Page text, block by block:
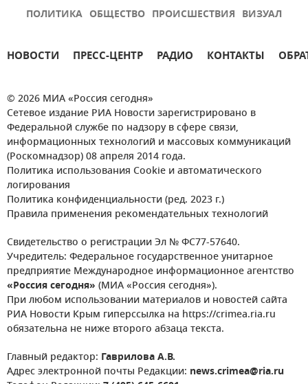
ПОЛИТИКА ОБЩЕСТВО ПРОИСШЕСТВИЯ ВИЗУАЛ
НОВОСТИ ПРЕСС-ЦЕНТР РАДИО КОНТАКТЫ
© 2026 МИА «Россия сегодня»
Сетевое издание РИА Новости зарегистрировано в
Федеральной службе по надзору в сфере связи,
информационных технологий и массовых коммуникаций
(Роскомнадзор) 08 апреля 2014 года.
Политика использования Cookie и автоматического
логирования
Политика конфиденциальности (ред. 2023 г.)
Правила применения рекомендательных технологий
Свидетельство о регистрации Эл № ФС77-57640.
Учредитель: Федеральное государственное унитарное
предприятие Международное информационное агентство
«Россия сегодня» (МИА «Россия сегодня»).
При любом использовании материалов и новостей сайта
РИА Новости Крым гиперссылка на https://crimea.ria.ru
обязательна не ниже второго абзаца текста.
Главный редактор: Гаврилова А.В.
Адрес электронной почты Редакции: news.crimea@ria.ru